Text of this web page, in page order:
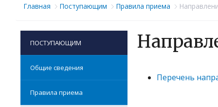
Главная Поступающим Правила приема
ПОСТУПАЮЩИМ
Общие сведения
Правила приема
Перечень